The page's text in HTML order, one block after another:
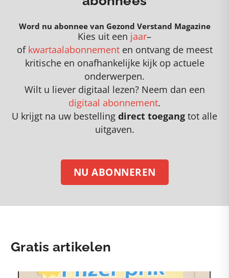
Word nu abonnee van Gezond Verstand Magazine
Kies uit een jaar–
of kwartaalabonnementen ontvang de meest
kritische en onafhankelijke kijk op actuele
onderwerpen.
Wilt u liever digitaal lezen? Neem dan een
digitaal abonnement.
U krijgt na uw bestelling direct toegang tot alle
uitgaven.
NU ABONNEREN
Gratis artikelen